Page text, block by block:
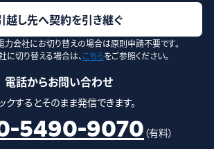
越し先へ契約を引き継ぐ
会社にお切り替えの場合は原則申請不要です。
に切り替える場合は、こちらをご参照ください。
電話からお問い合わせ
クするとそのまま発信できます。
5490-9070（有料）